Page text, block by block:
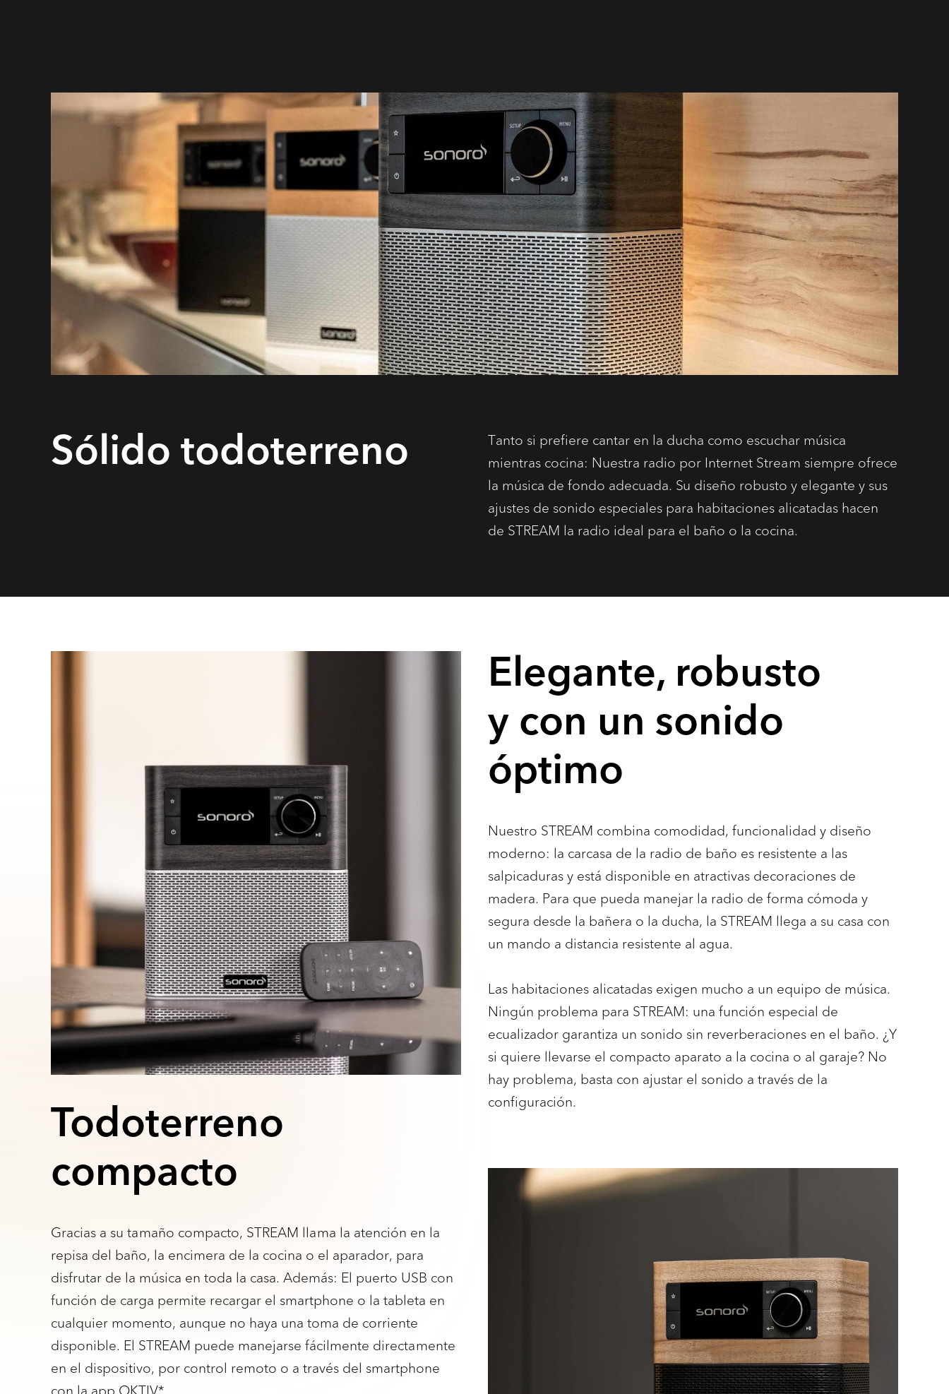
Sólido todoterreno
Tanto si prefiere cantar en la ducha como escuchar música
mientras cocina: Nuestra radio por Internet Stream siempre ofrece
la música de fondo adecuada. Su diseño robusto y elegante y sus
ajustes de sonido especiales para habitaciones alicatadas hacen
de STREAM la radio ideal para el baño o la cocina.
Todoterreno
compacto
Gracias a su tamaño compacto, STREAM llama la atención en la
repisa del baño, la encimera de la cocina o el aparador, para
disfrutar de la música en toda la casa. Además: El puerto USB con
función de carga permite recargar el smartphone o la tableta en
cualquier momento, aunque no haya una toma de corriente
disponible. El STREAM puede manejarse fácilmente directamente
en el dispositivo, por control remoto o a través del smartphone
Elegante, robusto
y con un sonido
óptimo
Nuestro STREAM combina comodidad, funcionalidad y diseño
moderno: la carcasa de la radio de baño es resistente a las
salpicaduras y está disponible en atractivas decoraciones de
madera. Para que pueda manejar la radio de forma cómoda y
segura desde la bañera o la ducha, la STREAM llega a su casa con
un mando a distancia resistente al agua.
Las habitaciones alicatadas exigen mucho a un equipo de música.
Ningún problema para STREAM: una función especial de
ecualizador garantiza un sonido sin reverberaciones en el baño. ¿Y
si quiere llevarse el compacto aparato a la cocina o al garaje? No
hay problema, basta con ajustar el sonido a través de la
configuración.